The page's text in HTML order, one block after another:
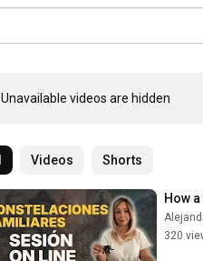
Unavailable videos are hidden
Videos Shorts
How
320